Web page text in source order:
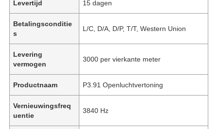
Levertijd 15 dagen
Betalingsconditie
s
L/C, D/A, D/P, T/T, Western Union
Levering
vermogen
3000 per vierkante meter
Productnaam P3.91 Openluchtvertoning
Vernieuwingsfreq
uentie
3840 Hz